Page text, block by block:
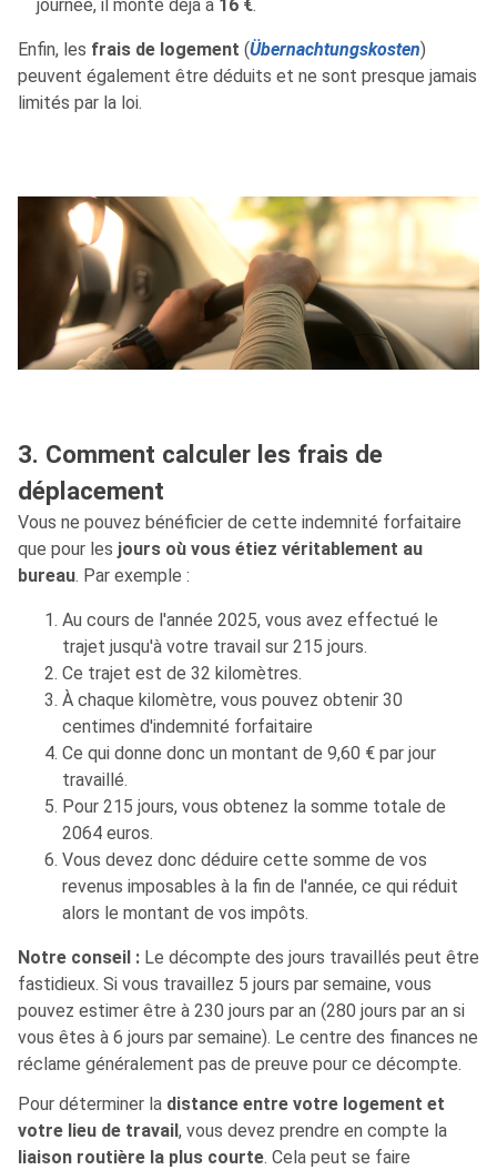
journée, il monte déjà à 16 €.
Enfin, les frais de logement (Übernachtungskosten)
peuvent également être déduits et ne sont presque jamais
limités par la loi.
3. Comment calculer les frais de
déplacement
Vous ne pouvez bénéficier de cette indemnité forfaitaire
que pour les jours où vous étiez véritablement au
bureau. Par exemple :
Au cours de l'année 2025, vous avez effectué le
trajet jusqu'à votre travail sur 215 jours.
Ce trajet est de 32 kilomètres.
À chaque kilomètre, vous pouvez obtenir 30
centimes d'indemnité forfaitaire
Ce qui donne donc un montant de 9,60 € par jour
travaillé.
Pour 215 jours, vous obtenez la somme totale de
2064 euros.
Vous devez donc déduire cette somme de vos
revenus imposables à la fin de l'année, ce qui réduit
alors le montant de vos impôts.
Notre conseil : Le décompte des jours travaillés peut être
fastidieux. Si vous travaillez 5 jours par semaine, vous
pouvez estimer être à 230 jours par an (280 jours par an si
vous êtes à 6 jours par semaine). Le centre des finances ne
réclame généralement pas de preuve pour ce décompte.
Pour déterminer la distance entre votre logement et
votre lieu de travail, vous devez prendre en compte la
liaison routière la plus courte. Cela peut se faire